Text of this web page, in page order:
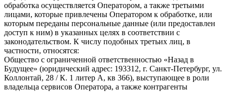
обработка осуществляется Оператором, а также третьими
лицами, которые привлечены Оператором к обработке, или
которым переданы персональные данные (или предоставлен
доступ к ним) в указанных целях в соответствии с
законодательством. К числу подобных третьих лиц, в
частности, относятся:
Общество с ограниченной ответственностью «Назад в
Будущее» (юридический адрес: 193312, г. Санкт-Петербург, ул.
Коллонтай, 28 / К. 1 литер А, кв 366), выступающее в роли
владельца сервисов Оператора, а также контрагенты